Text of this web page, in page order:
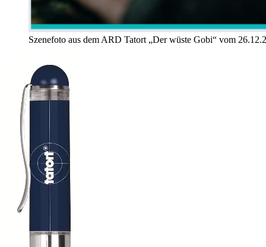
Szenefoto aus dem ARD Tatort „Der wüste Gobi“ vom